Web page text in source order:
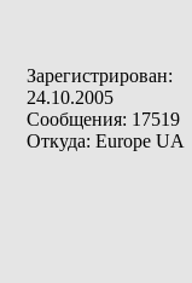
Зарегистрирован:
24.10.2005
Сообщения: 17519
Откуда: Europe UA